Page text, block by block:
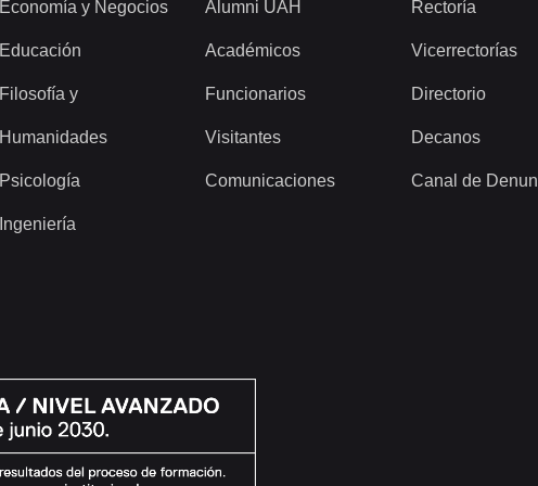
Economía y Negocios
Educación
Filosofía y
Humanidades
Psicología
Ingeniería
Alumni UAH
Académicos
Funcionarios
Visitantes
Comunicaciones
Rectoría
Vicerrectorías
Directorio
Decanos
Canal de